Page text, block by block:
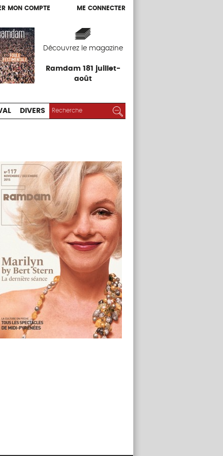
MON COMPTE ME CONNECTER
Découvrez le magazine
Ramdam 181 juillet-
août
MON COMPTE ME CONNECTER
EXPOS
DIVERS RECHERCHER :